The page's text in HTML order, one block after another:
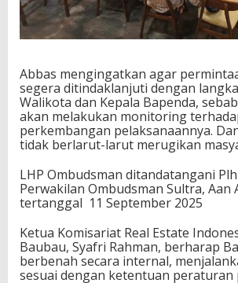
Abbas mengingatkan agar
segera ditindaklanjuti dengan
Walikota dan Kepala Bapenda,
akan melakukan monitoring
perkembangan pelaksanaannya.
tidak berlarut-larut merugikan
LHP Ombudsman ditandatangani
Perwakilan Ombudsman Sultra, Aan
tertanggal 11 September 2025
Ketua Komisariat Real Estate
Baubau, Syafri Rahman, berharap
berbenah secara internal,
sesuai dengan ketentuan peraturan